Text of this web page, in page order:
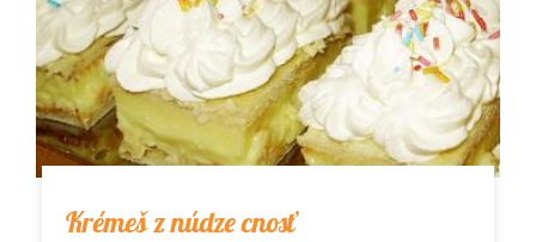
Krémeš z núdze cnosť